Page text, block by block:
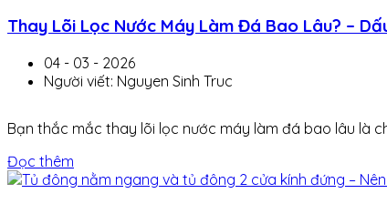
Thay Lõi Lọc Nước Máy Làm Đá Bao Lâu? –
04 - 03 - 2026
Người viết: Nguyen Sinh Truc
Bạn thắc mắc thay lõi lọc nước máy làm đá bao lâu là
Đọc thêm